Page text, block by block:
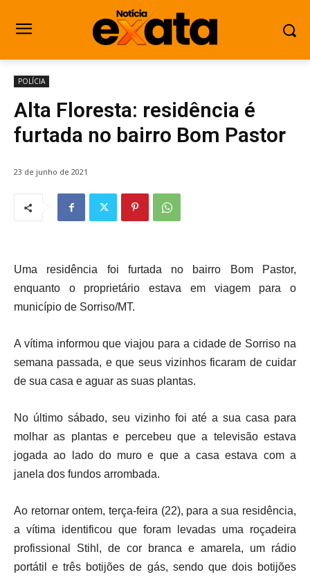
POLÍCIA
Alta Floresta: residência é
furtada no bairro Bom Pastor
23 de junho de 2021
Uma residência foi furtada no bairro Bom Pastor,
enquanto o proprietário estava em viagem para o
município de Sorriso/MT.
A vítima informou que viajou para a cidade de Sorriso na
semana passada, e que seus vizinhos ficaram de cuidar
de sua casa e aguar as suas plantas.
No último sábado, seu vizinho foi até a sua casa para
molhar as plantas e percebeu que a televisão estava
jogada ao lado do muro e que a casa estava com a
janela dos fundos arrombada.
Ao retornar ontem, terça-feira (22), para a sua residência,
a vítima identificou que foram levadas uma roçadeira
profissional Stihl, de cor branca e amarela, um rádio
portátil e três botijões de gás, sendo que dois botijões